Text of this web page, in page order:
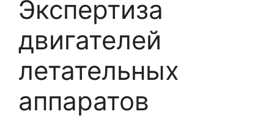
Экспертиза
двигателей
летательных
аппаратов